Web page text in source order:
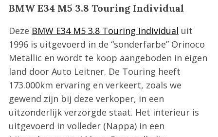
BMW E34 M5 3.8 Touring Individual
Deze BMW E34 M5 3.8 Touring Individual uit
1996 is uitgevoerd in de “sonderfarbe” Orinoco
Metallic en wordt te koop aangeboden in eigen
land door Auto Leitner. De Touring heeft
173.000km ervaring en verkeert, zoals we
gewend zijn bij deze verkoper, in een
uitzonderlijk verzorgde staat. Het interieur is
uitgevoerd in volleder (Nappa) in een